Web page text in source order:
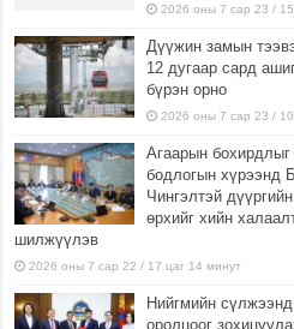
2026 оны 7 сар 23 /
Дүүжин замын
12 дугаар сард
бүрэн орно
2026 оны 7 сар 23 /
Агаарын бохирдлыг
бодлогын хүрээнд
Чингэлтэй
өрхийг хийн
шилжүүлэв
2026 оны 7 сар 22 / 17 цаг 14 минут
Нийгмийн
оролцоог